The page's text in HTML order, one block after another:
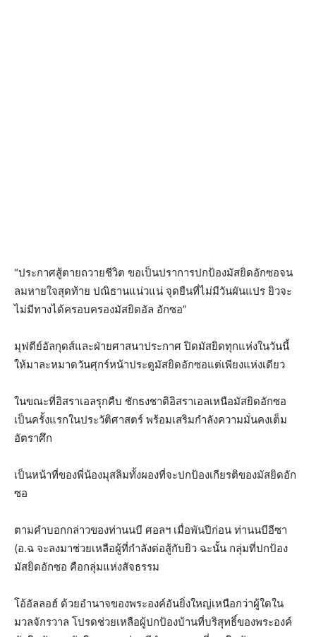
“ประกาศสู้ตายถวายชีวิต ขอเป็นปราการปกป้องมัสยิดอักซอจน
ลมหายใจสุดท้าย ปณิธานแน่วแน่ จุดยืนที่ไม่มีวันผันแปร ยิวจะ
ไม่มีทางได้ครอบครองมัสยิดอัล อักซอ”
มุฟตีย์อัลกุดส์และฝ่ายศาสนาประกาศ ปิดมัสยิดทุกแห่งในวันนี้
ให้มาละหมาดวันศุกร์หน้าประตูมัสยิดอักซอแต่เพียงแห่งเดียว
ในขณะที่อิสราเอลรุกคืบ ชักธงชาติอิสราเอลเหนือมัสยิดอักซอ
เป็นครั้งแรกในประวัติศาสตร์ พร้อมเสริมกำลังความมั่นคงเต็ม
อัตราศึก
เป็นหน้าที่ของพี่น้องมุสลิมทั้งผองที่จะปกป้องเกียรติของมัสยิดอัก
ซอ
ตามคำบอกกล่าวของท่านนบี ศอลฯ เมื่อพันปีก่อน ท่านนบีอีซา
(อ.ฉ จะลงมาช่วยเหลือผู้ที่กำลังต่อสู้กับยิว ฉะนั้น กลุ่มที่ปกป้อง
มัสยิดอักซอ คือกลุ่มแห่งสัจธรรม
โอ้อัลลอฮ์ ด้วยอำนาจของพระองค์อันยิ่งใหญ่เหนือกว่าผู้ใดใน
มวลจักรวาล โปรดช่วยเหลือผู้ปกป้องบ้านที่บริสุทธิ์ของพระองค์